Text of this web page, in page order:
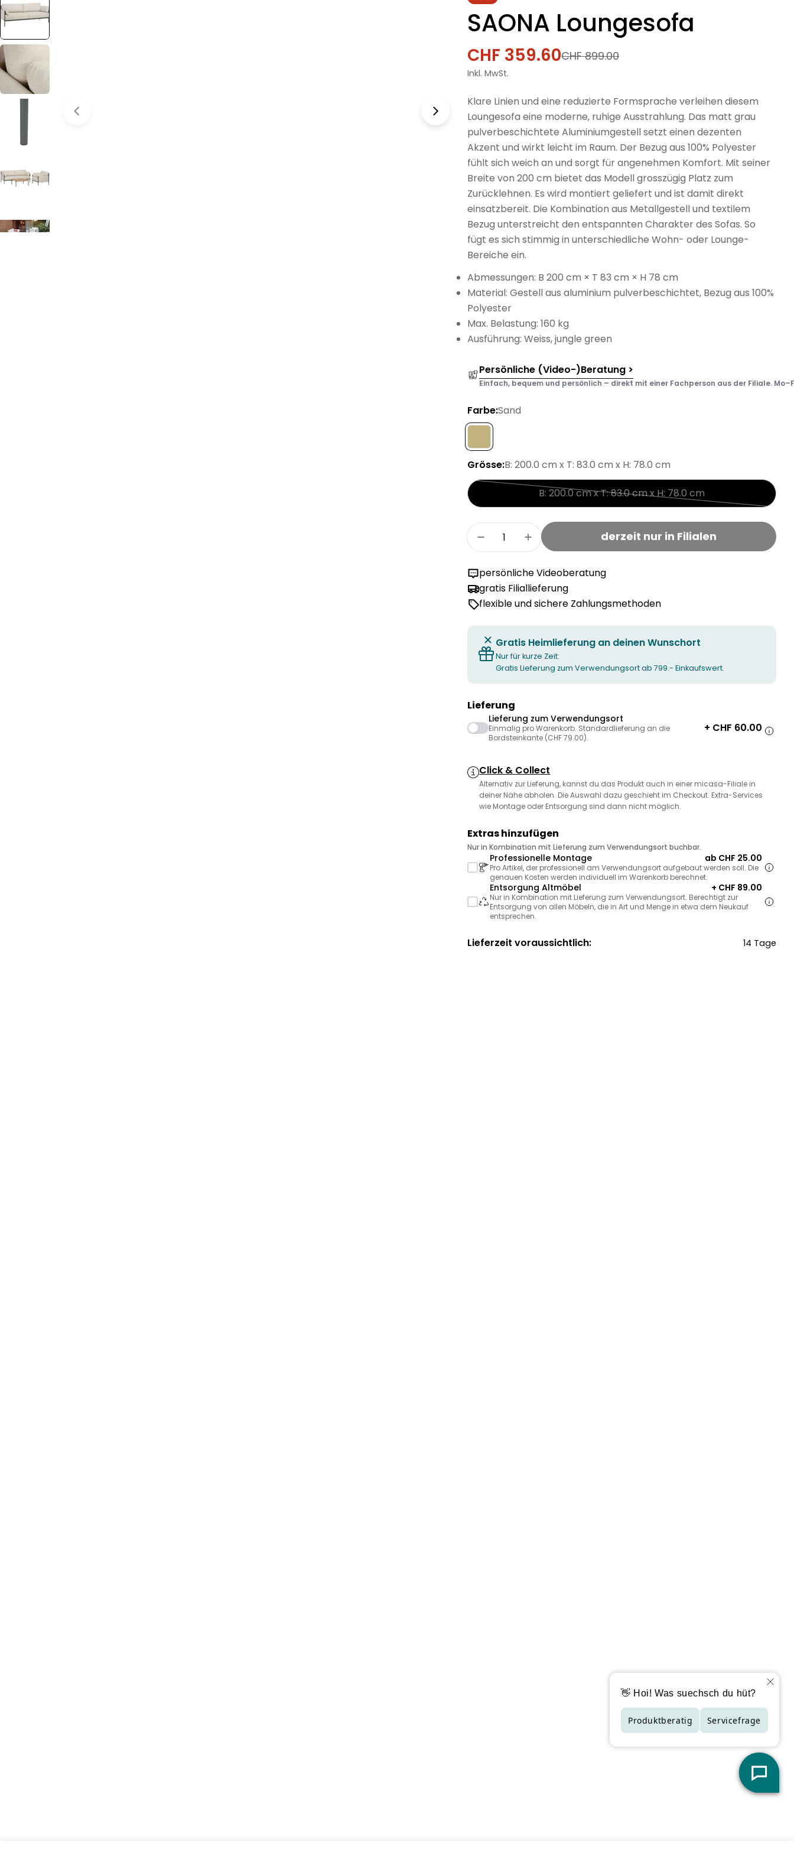
SAONA Loungesofa
Verkaufspreis
CHF 359.60
Regulärer
Preis
CHF 899.00
Inkl. MwSt.
Klare Linien und eine reduzierte Formsprache verleihen diesem
Loungesofa eine moderne, ruhige Ausstrahlung. Das matt grau
pulverbeschichtete Aluminiumgestell setzt einen dezenten
Akzent und wirkt leicht im Raum. Der Bezug aus 100% Polyester
fühlt sich weich an und sorgt für angenehmen Komfort. Mit seiner
Breite von 200 cm bietet das Modell grosszügig Platz zum
Zurücklehnen. Es wird montiert geliefert und ist damit direkt
einsatzbereit. Die Kombination aus Metallgestell und textilem
Bezug unterstreicht den entspannten Charakter des Sofas. So
fügt es sich stimmig in unterschiedliche Wohn- oder Lounge-
Bereiche ein.
Abmessungen: B 200 cm × T 83 cm × H 78 cm
Material: Gestell aus aluminium pulverbeschichtet, Bezug aus 100%
Polyester
Max. Belastung: 160 kg
Ausführung: Weiss, jungle green
Persönliche (Video-)Beratung >
Einfach, bequem und persönlich – direkt mit einer Fachperson aus der Filiale. Mo–Fr
Farbe:Sand
Grösse:B: 200.0 cm x T: 83.0 cm x H: 78.0 cm
B: 200.0 cm x T: 83.0 cm x H: 78.0 cm
Variante
oder
Menge
Menge für SAONA Loungesofa verringern
Menge für SAONA Loungesofa erhöhen
derzeit nur in Filialen
persönliche Videoberatung
gratis Filiallieferung
flexible und sichere Zahlungsmethoden
Gratis Heimlieferung an deinen Wunschort
Nur für kurze Zeit:
Gratis Lieferung zum Verwendungsort ab 799.- Einkaufswert.
Lieferung
Lieferung zum Verwendungsort
Einmalig pro Warenkorb. Standardlieferung an die
Bordsteinkante (CHF 79.00).
+ CHF 60.00
Click & Collect
Alternativ zur Lieferung, kannst du das Produkt auch in einer micasa-Filiale in
deiner Nähe abholen. Die Auswahl dazu geschieht im Checkout. Extra-Services
wie Montage oder Entsorgung sind dann nicht möglich.
Extras hinzufügen
Nur in Kombination mit Lieferung zum Verwendungsort buchbar.
Professionelle Montage ab CHF 25.00
Pro Artikel, der professionell am Verwendungsort aufgebaut werden soll. Die
genauen Kosten werden individuell im Warenkorb berechnet.
Entsorgung Altmöbel + CHF 89.00
Nur in Kombination mit Lieferung zum Verwendungsort. Berechtigt zur
Entsorgung von allen Möbeln, die in Art und Menge in etwa dem Neukauf
entsprechen.
Lieferzeit voraussichtlich: 14 Tage